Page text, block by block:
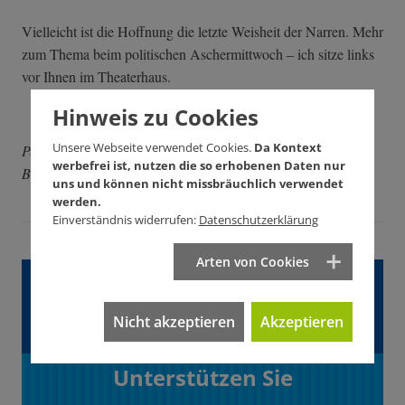
Vielleicht ist die Hoffnung die letzte Weisheit der Narren. Mehr
zum Thema beim politischen Aschermittwoch – ich sitze links
vor Ihnen im Theaterhaus.
Peter Grohmann ist Kabarettist und Initiator des
Bürgerprojekts Die AnStifter.
Gefällt Ihnen dieser
Artikel?
Unterstützen Sie
Hinweis zu Cookies
Unsere Webseite verwendet Cookies. Da Kontext
werbefrei ist, nutzen die so erhobenen Daten nur
uns und können nicht missbräuchlich verwendet
werden.
Einverständnis widerrufen: Datenschutzerklärung
Arten von Cookies
Nicht akzeptieren Akzeptieren